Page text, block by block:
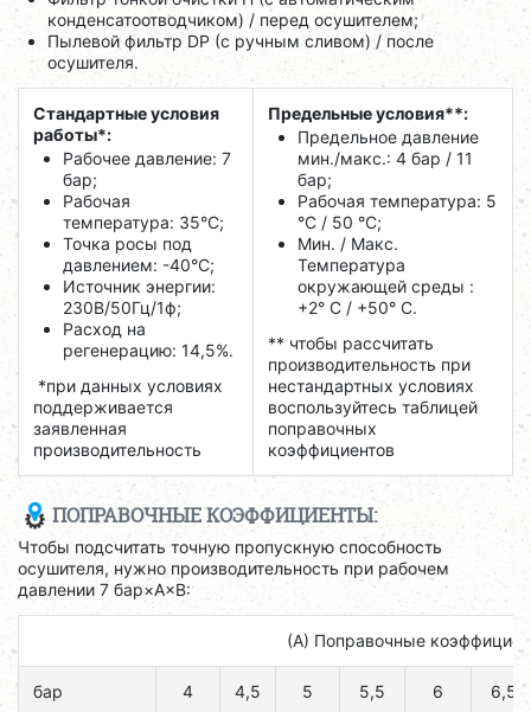
конденсатоотводчиком) / перед осушителем;
Пылевой фильтр DP (с ручным сливом) / после
осушителя.
Стандартные условия
работы*:
Рабочее давление: 7
бар;
Рабочая
температура: 35°C;
Точка росы под
давлением: -40°C;
Источник энергии:
230В/50Гц/1ф;
Расход на
регенерацию: 14,5%.
*при данных условиях
поддерживается
заявленная
производительность
Предельные условия**:
Предельное давление
мин./макс.: 4 бар / 11
бар;
Рабочая температура: 5
°C / 50 °C;
Мин. / Макс.
Температура
окружающей среды :
+2° С / +50° C.
** чтобы рассчитать
производительность при
нестандартных условиях
воспользуйтесь таблицей
поправочных
коэффициентов
ПОПРАВОЧНЫЕ КОЭФФИЦИЕНТЫ:
Чтобы подсчитать точную пропускную способность
осушителя, нужно производительность при рабочем
давлении 7 бар×A×B:
(А) Поправочные
бар 4 4,5 5 5,5 6 6,5